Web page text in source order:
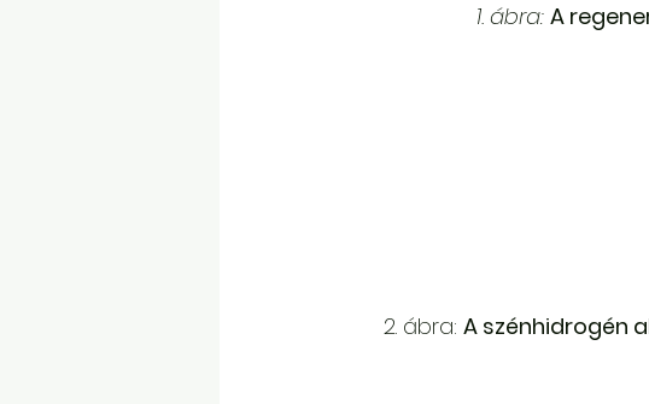
1. ábra: A
2. ábra: A szénhidrogén